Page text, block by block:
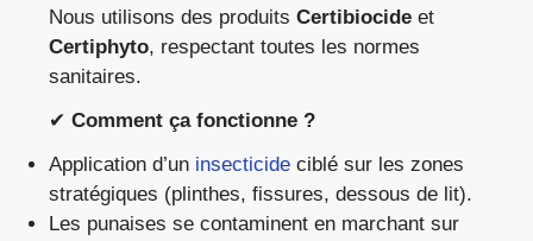
Nous utilisons des produits Certibiocide et
Certiphyto, respectant toutes les normes
sanitaires.
✔ Comment ça fonctionne ?
Application d’un insecticide ciblé sur les zones
stratégiques (plinthes, fissures, dessous de lit).
Les punaises se contaminent en marchant sur